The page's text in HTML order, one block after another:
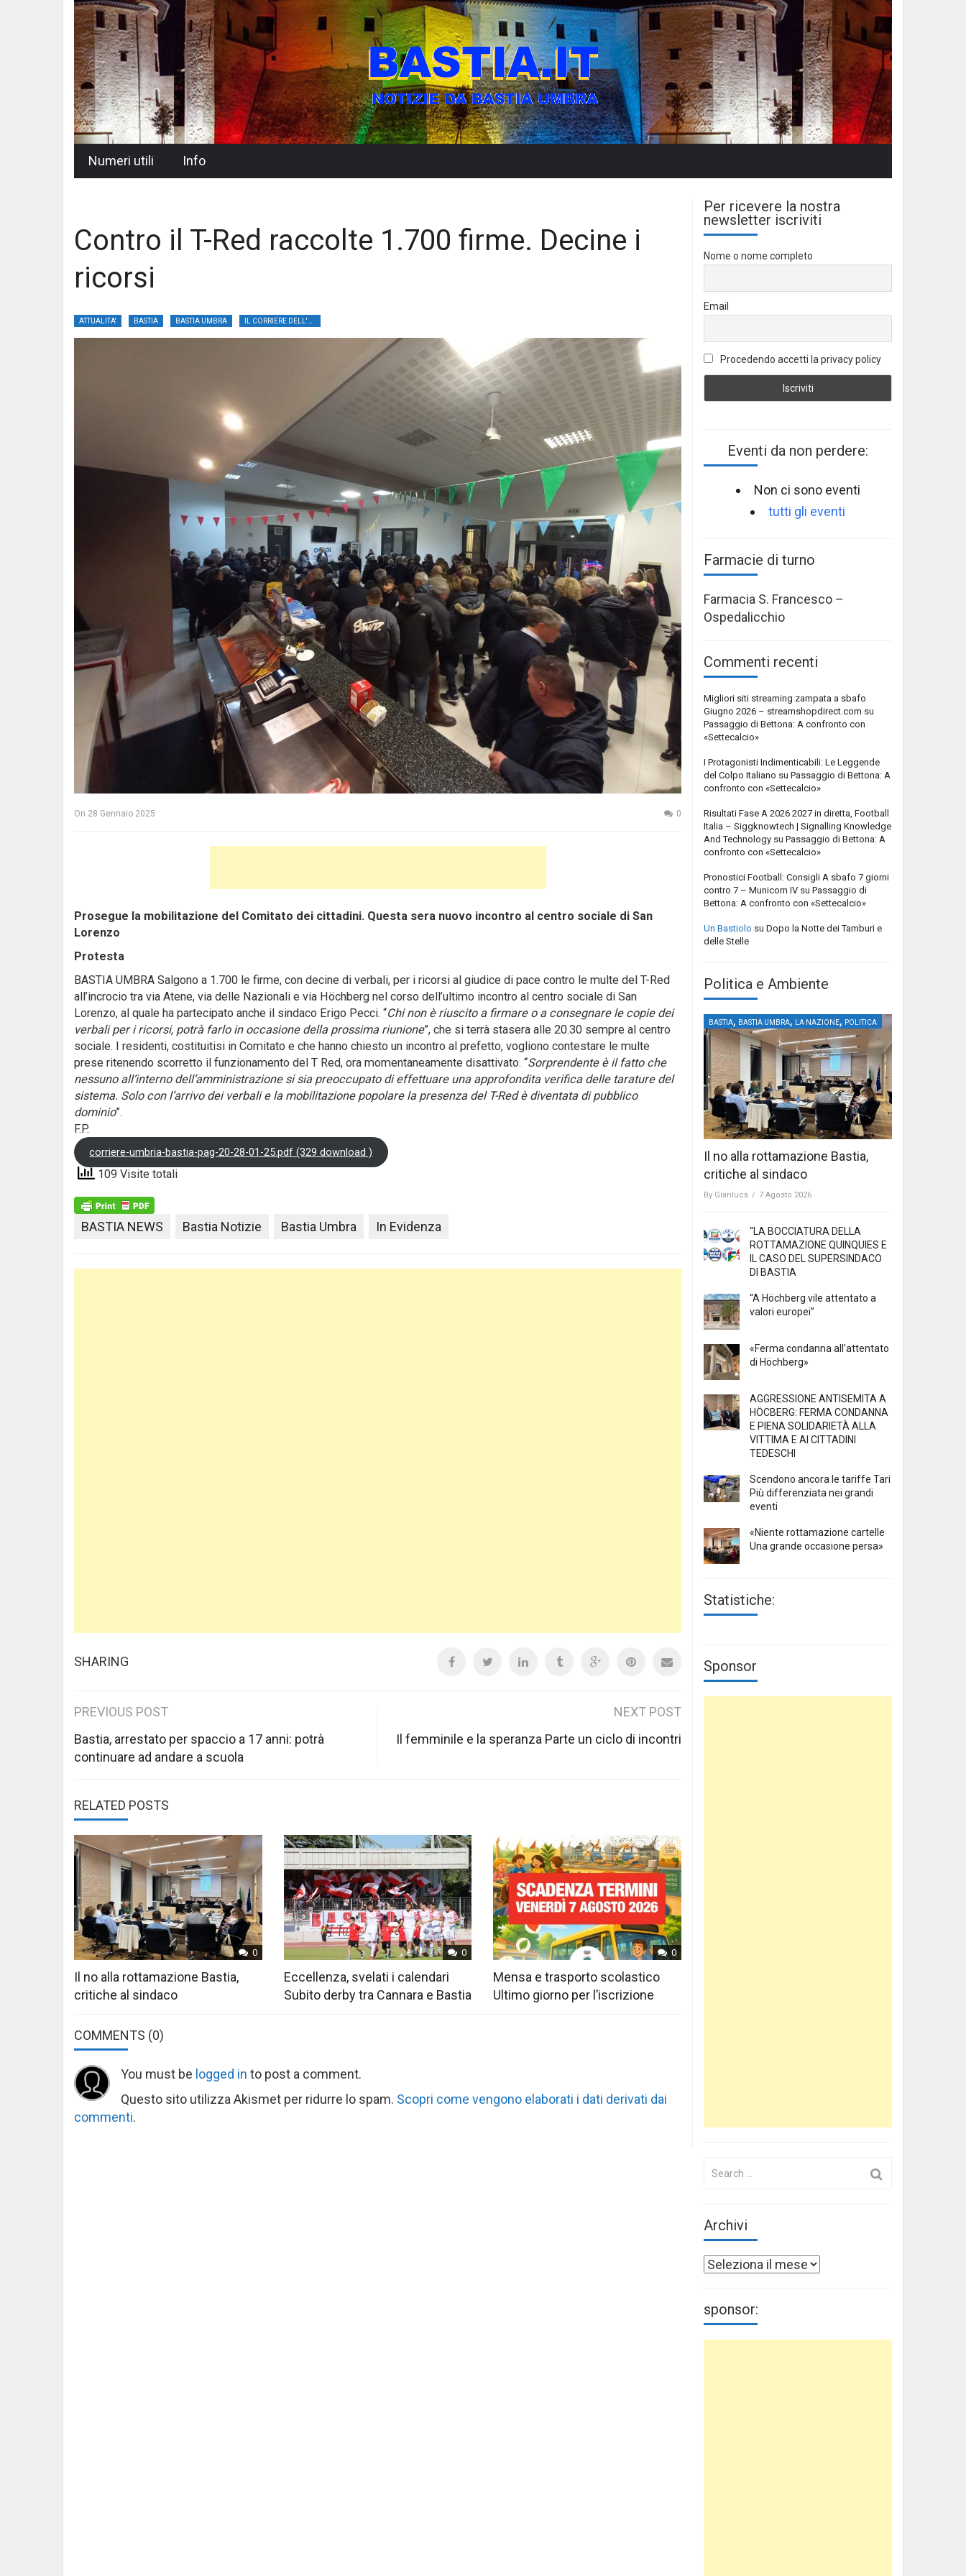
Numeri utili Info
Contro il T-Red raccolte 1.700 firme. Decine i
ricorsi
ATTUALITA' BASTIA BASTIA UMBRA
On 28 Gennaio 2025 0
Prosegue la mobilitazione del Comitato dei cittadini. Questa sera nuovo incontro al centro sociale di San
Lorenzo
Protesta
BASTIA UMBRA Salgono a 1.700 le firme, con decine di verbali, per i ricorsi al giudice di pace contro le multe del T-Red
all’incrocio tra via Atene, via delle Nazionali e via Höchberg nel corso dell’ultimo incontro al centro sociale di San
Lorenzo, al quale ha partecipato anche il sindaco Erigo Pecci. “Chi non è riuscito a firmare o a consegnare le copie dei
verbali per i ricorsi, potrà farlo in occasione della prossima riunione”, che si terrà stasera alle 20.30 sempre al centro
sociale. I residenti, costituitisi in Comitato e che hanno chiesto un incontro al prefetto, vogliono contestare le multe
prese ritenendo scorretto il funzionamento del T Red, ora momentaneamente disattivato. “Sorprendente è il fatto che
nessuno all’interno dell’amministrazione si sia preoccupato di effettuare una approfondita verifica delle tarature del
sistema. Solo con l’arrivo dei verbali e la mobilitazione popolare la presenza del T-Red è diventata di pubblico
dominio”.
F.P.
corriere-umbria-bastia-pag-20-28-01-25.pdf (329 download )
109 Visite totali
BASTIA NEWS Bastia Notizie Bastia Umbra In Evidenza
SHARING
Post
navigation
PREVIOUS POST
Bastia, arrestato per spaccio a 17 anni: potrà
continuare ad andare a scuola
NEXT POST
Il femminile e la speranza Parte un ciclo di incontri
RELATED POSTS
0
Il no alla rottamazione Bastia,
critiche al sindaco
0
Eccellenza, svelati i calendari
Subito derby tra Cannara e Bastia
0
Mensa e trasporto scolastico
Ultimo giorno per l’iscrizione
COMMENTS (0)
You must be logged in to post a comment.
Questo sito utilizza Akismet per ridurre lo spam. Scopri come vengono elaborati i dati derivati dai
commenti.
Per ricevere la nostra
newsletter iscriviti
Nome o nome completo
Email
Procedendo accetti la privacy policy
Eventi da non perdere:
Non ci sono eventi
tutti gli eventi
Farmacie di turno
Farmacia S. Francesco –
Ospedalicchio
Commenti recenti
Migliori siti streaming zampata a sbafo
Giugno 2026 – streamshopdirect.com su
Passaggio di Bettona: A confronto con
«Settecalcio»
I Protagonisti Indimenticabili: Le Leggende
del Colpo Italiano su Passaggio di Bettona: A
confronto con «Settecalcio»
Risultati Fase A 2026 2027 in diretta, Football
Italia – Siggknowtech | Signalling Knowledge
And Technology su Passaggio di Bettona: A
confronto con «Settecalcio»
Pronostici Football: Consigli A sbafo 7 giorni
contro 7 – Municorn IV su Passaggio di
Bettona: A confronto con «Settecalcio»
Un Bastiolo su Dopo la Notte dei Tamburi e
delle Stelle
Politica e Ambiente
BASTIA, BASTIA UMBRA, LA NAZIONE, POLITICA
Il no alla rottamazione Bastia,
critiche al sindaco
By Gianluca / 7 Agosto 2026
“LA BOCCIATURA DELLA
ROTTAMAZIONE QUINQUIES E
IL CASO DEL SUPERSINDACO
DI BASTIA
“A Höchberg vile attentato a
valori europei”
«Ferma condanna all’attentato
di Höchberg»
AGGRESSIONE ANTISEMITA A
HÖCBERG: FERMA CONDANNA
E PIENA SOLIDARIETÀ ALLA
VITTIMA E AI CITTADINI
TEDESCHI
Scendono ancora le tariffe Tari
Più differenziata nei grandi
eventi
«Niente rottamazione cartelle
Una grande occasione persa»
Statistiche:
Sponsor
Archivi
Archivi
sponsor: